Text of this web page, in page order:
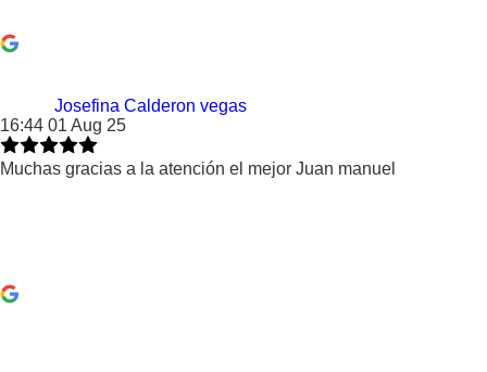
Josefina Calderon vegas
16:44 01 Aug 25
Muchas gracias a la atención el mejor Juan manuel